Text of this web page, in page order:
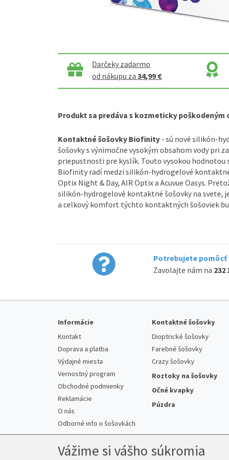
Darčeky zadarmo
od nákupu za34,99 €
Produkt sa predáva s kozmeticky poškodeným
Kontaktné šošovky Biofinity - sú nové silikón-
šošovky s výnimočne vysokým obsahom vody pri
priepustnosti pre kyslík. Touto vysokou hodnotou
Biofinity radí medzi silikón-hydrogelové
Optix Night & Day, AIR Optix a Acuvue Oasys.
silikón-hydrogelové kontaktné šošovky na svete,
a celkový komfort týchto kontaktných šošoviek
Potrebujete pomôcť
Zavolajte nám na 232
Informácie
Kontakt
Doprava a platba
Výdajné miesta
Vernostný program
Obchodné podmienky
Reklamácie
O nás
Odborné info o šošovkách
Kontaktné šošovky
Dioptrické šošovky
Farebné šošovky
Crazy šošovky
Roztoky na šošovky
Očné kvapky
Púzdra
Vážime si vášho súkromia